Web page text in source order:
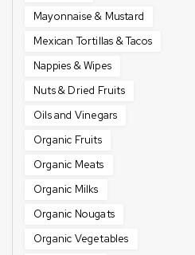
Mayonnaise & Mustard
Mexican Tortillas & Tacos
Nappies & Wipes
Nuts & Dried Fruits
Oils and Vinegars
Organic Fruits
Organic Meats
Organic Milks
Organic Nougats
Organic Vegetables